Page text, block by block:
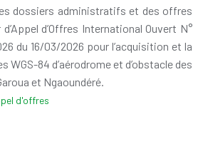
dossiers administratifs et des offres
d’Offres International Ouvert N°
du 16/03/2026 pour l’acquisition et la
WGS-84 d’aérodrome et d’obstacle des
et Ngaoundéré.
d'offres